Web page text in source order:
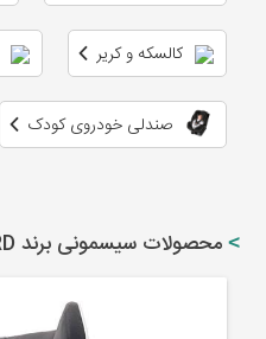
کالسکه و کریر
صندلی خودروی کودک
محصولات سیسمونی برند CONCORD